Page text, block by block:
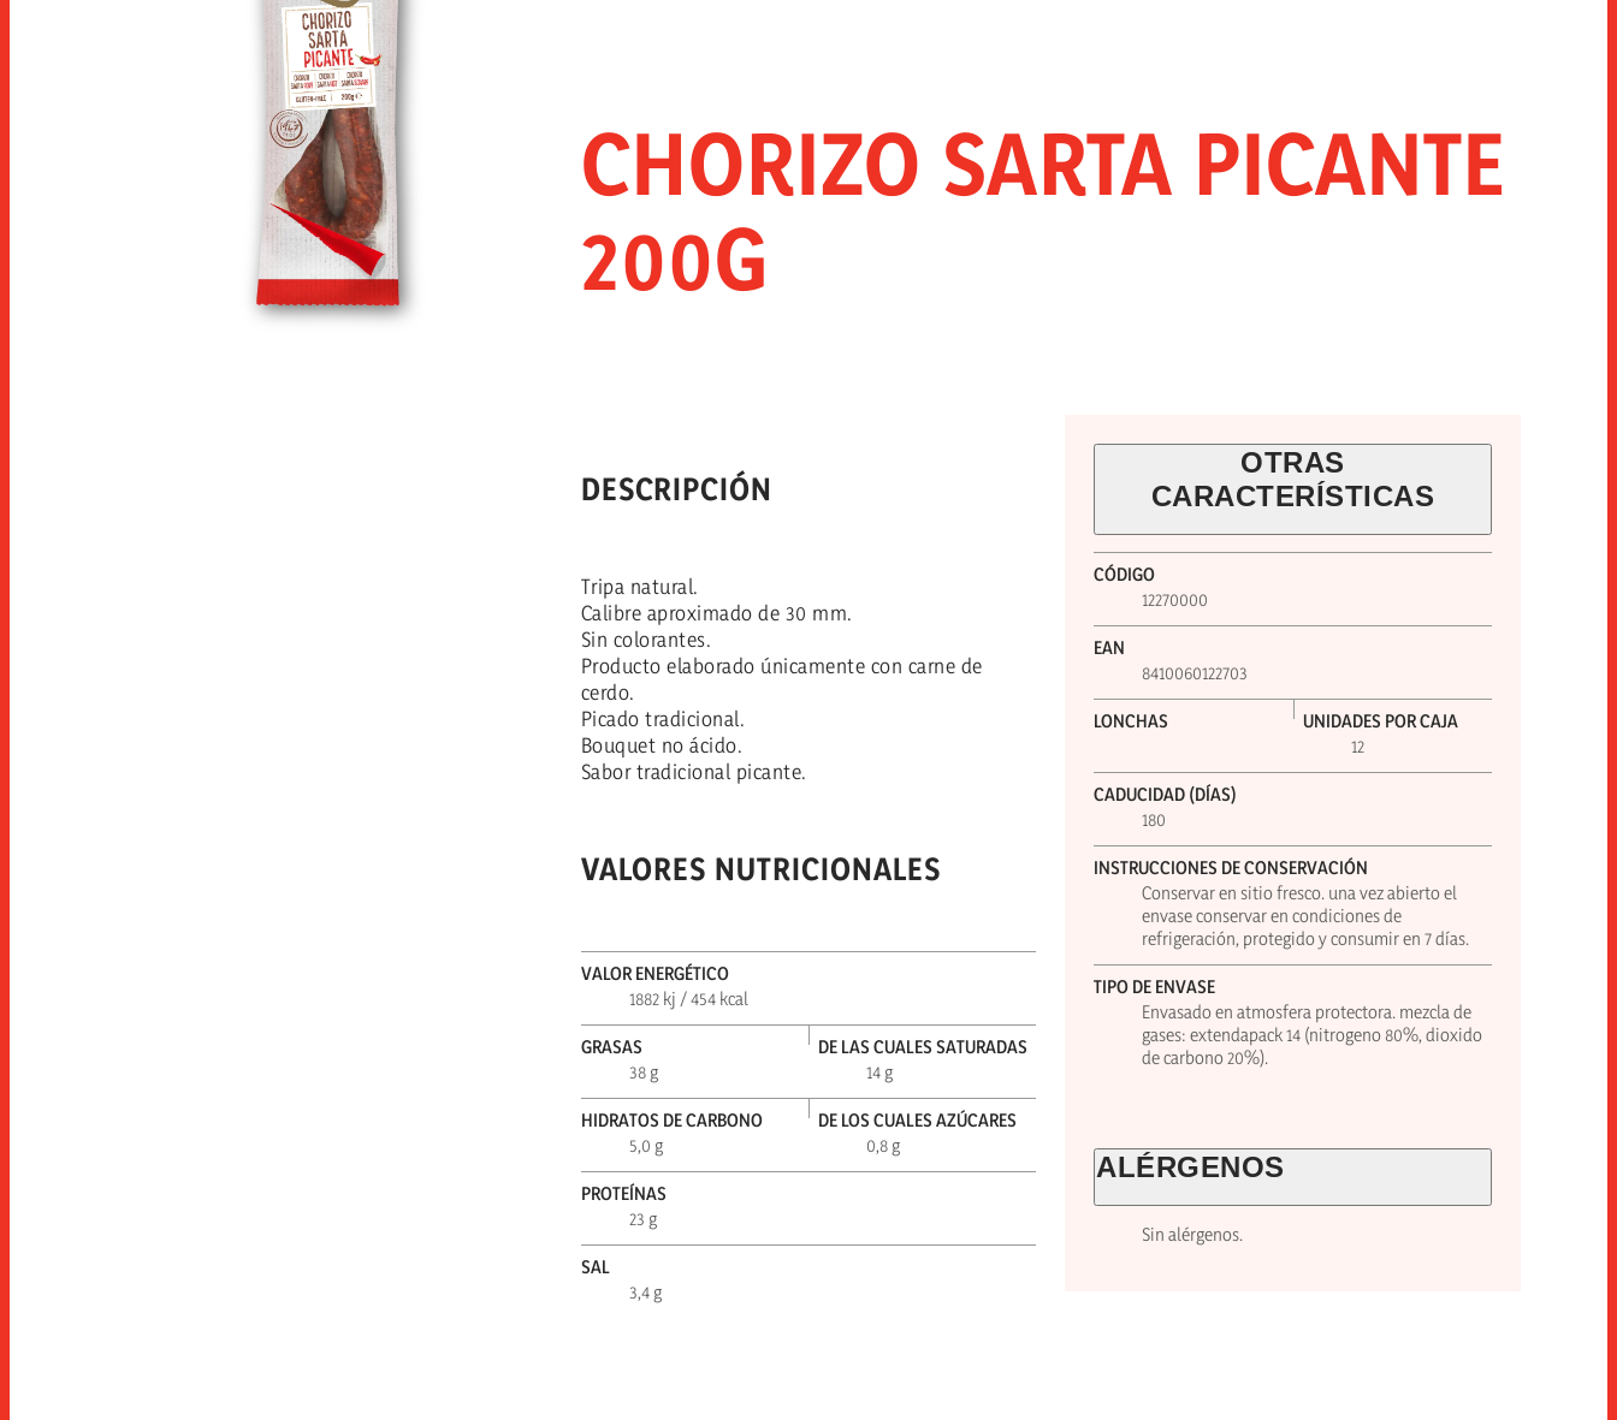
CHORIZO SARTA PICANTE
200G
DESCRIPCIÓN
Tripa natural.
Calibre aproximado de 30 mm.
Sin colorantes.
Producto elaborado únicamente con carne de
cerdo.
Picado tradicional.
Bouquet no ácido.
Sabor tradicional picante.
VALORES NUTRICIONALES
VALOR ENERGÉTICO
1882 kj / 454 kcal
GRASAS
38 g
DE LAS CUALES SATURADAS
14 g
HIDRATOS DE CARBONO
5,0 g
DE LOS CUALES AZÚCARES
0,8 g
PROTEÍNAS
23 g
SAL
3,4 g
OTRAS
CARACTERÍSTICAS
CÓDIGO
12270000
EAN
8410060122703
LONCHAS
UNIDADES POR CAJA
12
CADUCIDAD (DÍAS)
180
INSTRUCCIONES DE CONSERVACIÓN
Conservar en sitio fresco. una vez abierto el
envase conservar en condiciones de
refrigeración, protegido y consumir en 7 días.
TIPO DE ENVASE
Envasado en atmosfera protectora. mezcla de
gases: extendapack 14 (nitrogeno 80%, dioxido
de carbono 20%).
ALÉRGENOS
Sin alérgenos